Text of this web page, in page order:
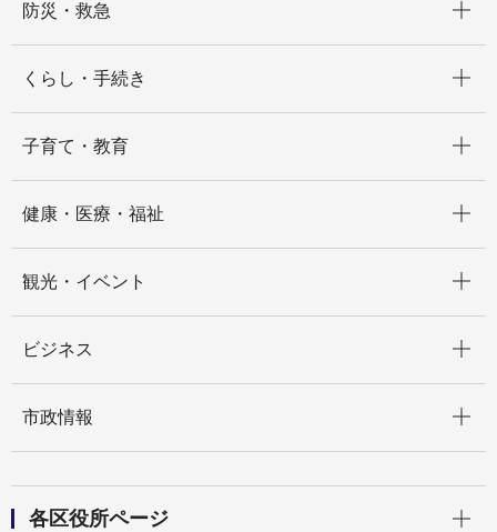
防災・救急
くらし・手続き
子育て・教育
健康・医療・福祉
観光・イベント
ビジネス
市政情報
各区役所ページ